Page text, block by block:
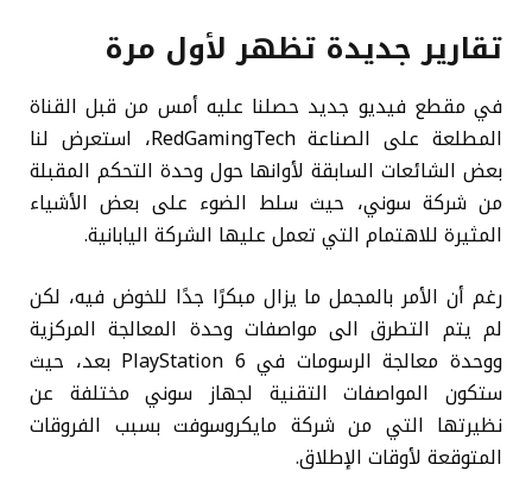
تقارير جديدة تظهر لأول مرة
في مقطع فيديو جديد حصلنا عليه أمس من قبل القناة
المطلعة على الصناعة RedGamingTech، استعرض لنا
بعض الشائعات السابقة لأوانها حول وحدة التحكم المقبلة
من شركة سوني، حيث سلط الضوء على بعض الأشياء
المثيرة للاهتمام التي تعمل عليها الشركة اليابانية.
رغم أن الأمر بالمجمل ما يزال مبكرًا جدًا للخوض فيه، لكن
لم يتم التطرق الى مواصفات وحدة المعالجة المركزية
ووحدة معالجة الرسومات في PlayStation 6 بعد، حيث
ستكون المواصفات التقنية لجهاز سوني مختلفة عن
نظيرتها التي من شركة مايكروسوفت بسبب الفروقات
المتوقعة لأوقات الإطلاق.